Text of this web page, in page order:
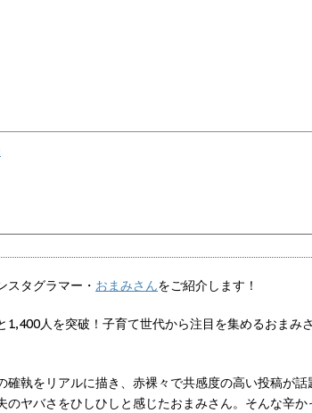
スタグラマー・ おまみさんをご紹介します！
1,400人を突破！子育て世代から注目を集めるおま
確執をリアルに描き、赤裸々で共感度の高い投稿が
のヤバさをひしひしと感じたおまみさん。そんな辛